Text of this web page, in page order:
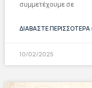
συμμετέχουμε σε
ΔΙΑΒΑΣΤΕ ΠΕΡΙΣΣΟΤΕΡΑ
10/02/2025